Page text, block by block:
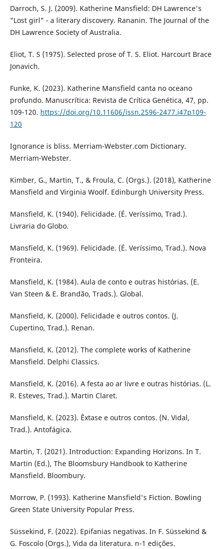
Darroch, S. J. (2009). Katherine Mansfield: DH Lawrence's
"Lost girl" - a literary discovery. Rananin. The Journal of the
DH Lawrence Society of Australia.
Eliot, T. S (1975). Selected prose of T. S. Eliot. Harcourt Brace
Jonavich.
Funke, K. (2023). Katherine Mansfield canta no oceano
profundo. Manuscrítica: Revista de Crítica Genética, 47, pp.
109-120. https://doi.org/10.11606/issn.2596-2477.i47p109-
120
Ignorance is bliss. Merriam-Webster.com Dictionary.
Merriam-Webster.
Kimber, G., Martin, T., & Froula, C. (Orgs.). (2018), Katherine
Mansfield and Virginia Woolf. Edinburgh University Press.
Mansfield, K. (1940). Felicidade. (É. Veríssimo, Trad.).
Livraria do Globo.
Mansfield, K. (1969). Felicidade. (É. Veríssimo, Trad.). Nova
Fronteira.
Mansfield, K. (1984). Aula de conto e outras histórias. (E.
Van Steen & E. Brandão, Trads.). Global.
Mansfield, K. (2000). Felicidade e outros contos. (J.
Cupertino, Trad.). Renan.
Mansfield, K. (2012). The complete works of Katherine
Mansfield. Delphi Classics.
Mansfield, K. (2016). A festa ao ar livre e outras histórias. (L.
R. Esteves, Trad.). Martin Claret.
Mansfield, K. (2023). Êxtase e outros contos. (N. Vidal,
Trad.). Antofágica.
Martin, T. (2021). Introduction: Expanding Horizons. In T.
Martin (Ed.), The Bloomsbury Handbook to Katherine
Mansfield. Bloombury.
Morrow, P. (1993). Katherine Mansfield's Fiction. Bowling
Green State University Popular Press.
Süssekind, F. (2022). Epifanias negativas. In F. Süssekind &
G. Foscolo (Orgs.), Vida da literatura. n-1 edições.